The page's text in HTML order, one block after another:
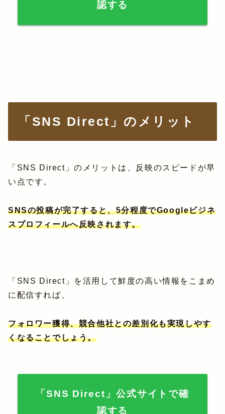
認する
「SNS Direct」のメリット
「SNS Direct」のメリットは、反映のスピードが早
い点です。
SNSの投稿が完了すると、5分程度でGoogleビジネ
スプロフィールへ反映されます。
「SNS Direct」を活用して鮮度の高い情報をこまめ
に配信すれば、
フォロワー獲得、競合他社との差別化も実現しやす
くなることでしょう。
「SNS Direct」公式サイトで確
認する